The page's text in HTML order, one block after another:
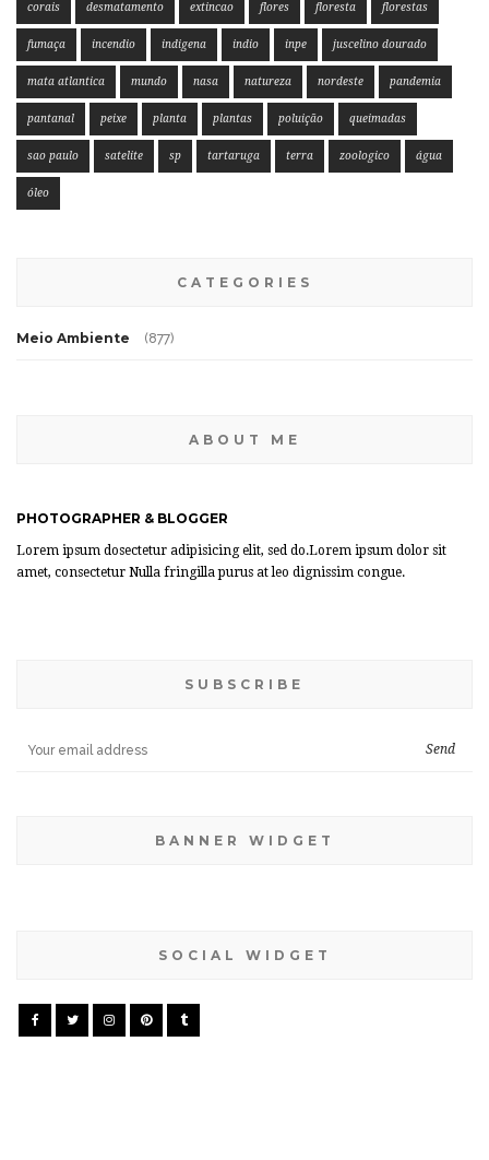
corais desmatamento extincao flores floresta florestas
fumaça incendio indigena indio inpe juscelino dourado
mata atlantica mundo nasa natureza nordeste pandemia
pantanal peixe planta plantas poluição queimadas
sao paulo satelite sp tartaruga terra zoologico água
óleo
CATEGORIES
Meio Ambiente (877)
ABOUT ME
PHOTOGRAPHER & BLOGGER
Lorem ipsum dosectetur adipisicing elit, sed do.Lorem ipsum dolor sit
amet, consectetur Nulla fringilla purus at leo dignissim congue.
SUBSCRIBE
BANNER WIDGET
SOCIAL WIDGET